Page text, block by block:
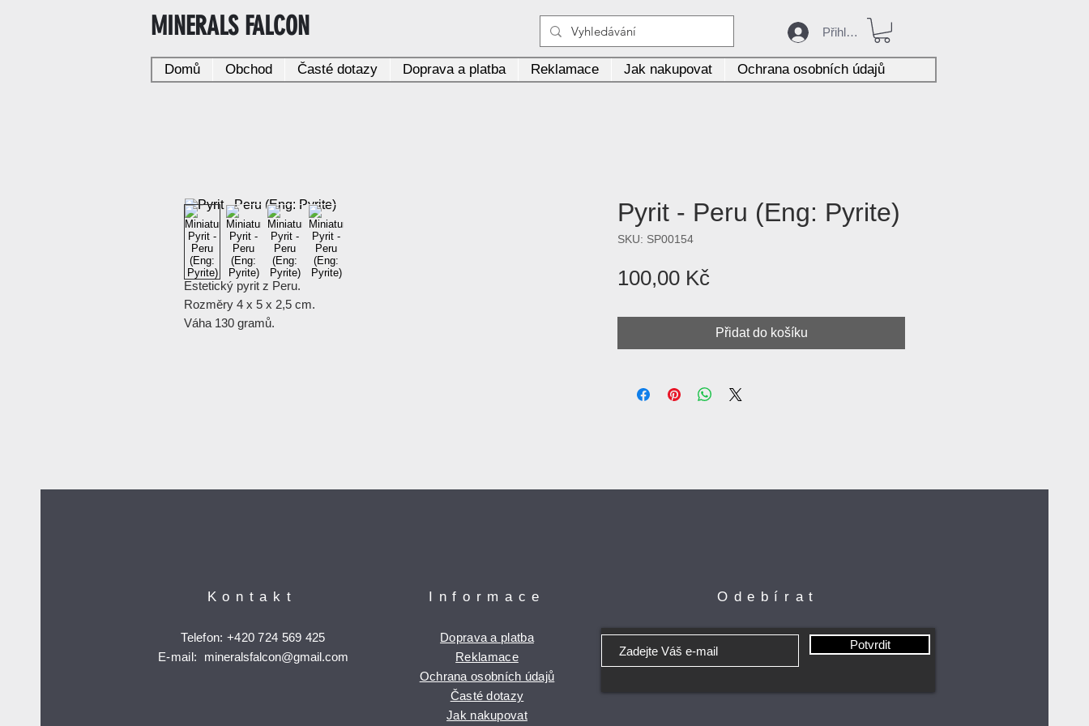
MINERALS FALCON Přihlásit
Domů Obchod Časté dotazy Doprava a platba Reklamace Jak nakupovat Ochrana osobních údajů
Estetický pyrit z Peru.
Rozměry 4 x 5 x 2,5 cm.
Váha 130 gramů.
Pyrit - Peru (Eng: Pyrite)
SKU: SP00154
100,00 KčCena
Přidat do košíku
Kontakt
Telefon: +420 724 569 425
E-mail: mineralsfalcon@gmail.com
Informace
Doprava a platba
Reklamace
Ochrana osobních údajů
Časté dotazy
Jak nakupovat
Odebírat
Potvrdit